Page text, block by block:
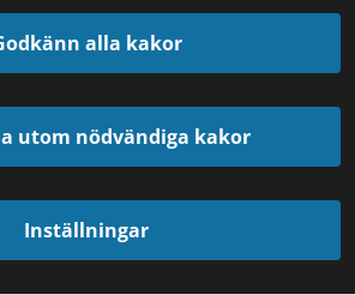
alla kakor
utom nödvändiga kakor
Inställningar